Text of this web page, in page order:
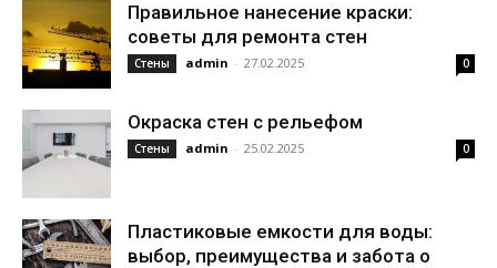
Правильное нанесение краски:
советы для ремонта стен
Стены admin - 27.02.2025 0
Окраска стен с рельефом
Стены admin - 25.02.2025 0
Пластиковые емкости для воды:
выбор, преимущества и забота о